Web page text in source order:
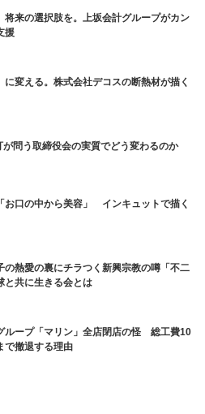
将来の選択肢を。上坂会計グループがカン
援
に変える。株式会社デコスの断熱材が描く
問う取締役会の実質でどう変わるのか
お口の中から美容」 インキュットで描く
の熱愛の裏にチラつく新興宗教の噂「不二
と共に生きる会とは
ループ「マリン」全店閉店の怪 総工費10
で撤退する理由